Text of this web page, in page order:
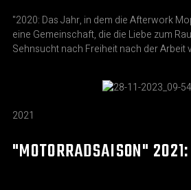
"2020: Das Jahr, in dem die Afterwork
eine Gemeinschaft, die die Liebe zum
Sehnsucht nach Freiheit nach der Arbeit
2021
"MOTORRADSAISON" 2021: